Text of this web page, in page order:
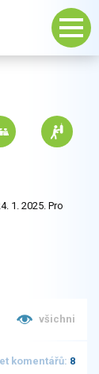
1. 2025. Pro
všichni
komentářů: 8